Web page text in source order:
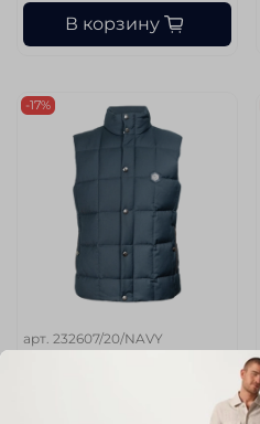
В корзину
-17%
арт. 232607/20/NAVY